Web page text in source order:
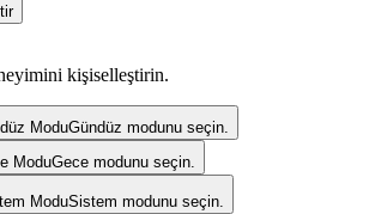
kişiselleştirin.
ModuGündüz modunu seçin.
ModuGece modunu seçin.
ModuSistem modunu seçin.